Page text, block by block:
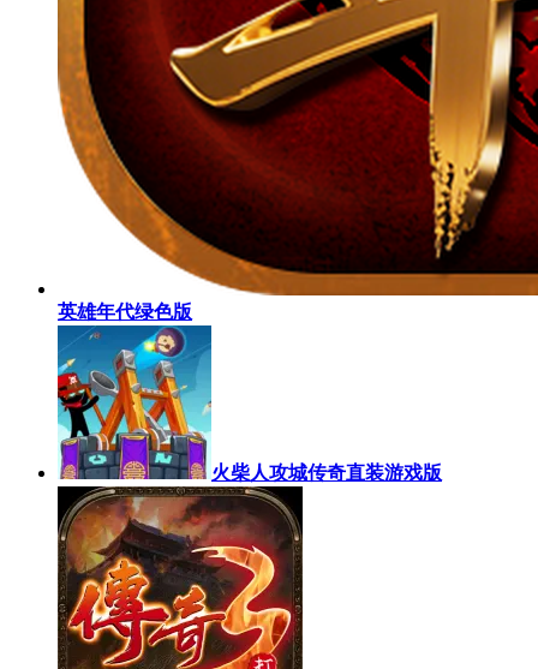
英雄年代绿色版
火柴人攻城传奇直装游戏版